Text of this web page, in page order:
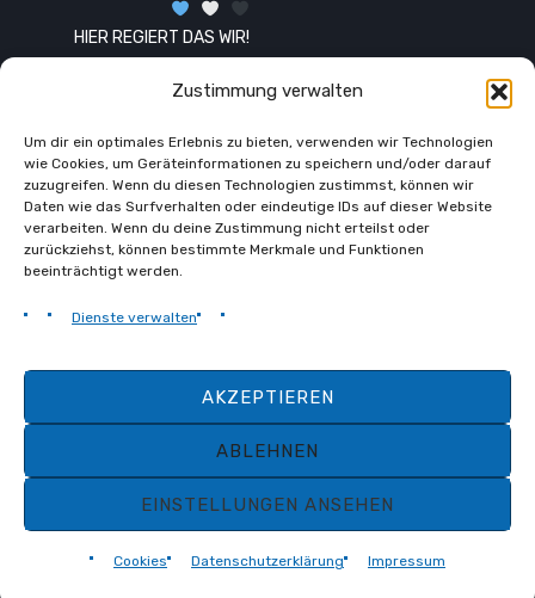
Zustimmung verwalten
Um dir ein optimales Erlebnis zu bieten, verwenden wir Technologien
wie Cookies, um Geräteinformationen zu speichern und/oder darauf
zuzugreifen. Wenn du diesen Technologien zustimmst, können wir
Daten wie das Surfverhalten oder eindeutige IDs auf dieser Website
verarbeiten. Wenn du deine Zustimmung nicht erteilst oder
zurückziehst, können bestimmte Merkmale und Funktionen
beeinträchtigt werden.
Dienste verwalten
AKZEPTIEREN
ABLEHNEN
EINSTELLUNGEN ANSEHEN
Cookies Datenschutzerklärung Impressum
HIER REGIERT DAS WIR!
IMPRESSUM KONTAKT
Alle Rechte vorbehalten.